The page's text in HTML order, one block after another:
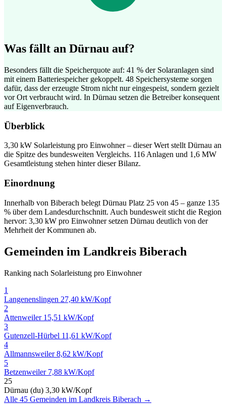
Was fällt an Dürnau auf?
Besonders fällt die Speicherquote auf: 41 % der Solaranlagen sind
mit einem Batteriespeicher gekoppelt. 48 Speichersysteme sorgen
dafür, dass der erzeugte Strom nicht nur eingespeist, sondern gezielt
vor Ort verbraucht wird. In Dürnau setzen die Betreiber konsequent
auf Eigenverbrauch.
Überblick
3,30 kW Solarleistung pro Einwohner – dieser Wert stellt Dürnau an
die Spitze des bundesweiten Vergleichs. 116 Anlagen und 1,6 MW
Gesamtleistung stehen hinter dieser Bilanz.
Einordnung
Innerhalb von Biberach belegt Dürnau Platz 25 von 45 – ganze 135
% über dem Landesdurchschnitt. Auch bundesweit sticht die Region
hervor: 3,30 kW pro Einwohner setzen Dürnau deutlich von der
Mehrheit der Kommunen ab.
Gemeinden im Landkreis Biberach
Ranking nach Solarleistung pro Einwohner
1
Langenenslingen 27,40 kW/Kopf
2
Attenweiler 15,51 kW/Kopf
3
Gutenzell-Hürbel 11,61 kW/Kopf
4
Allmannsweiler8,62 kW/Kopf
5
Betzenweiler 7,88 kW/Kopf
25
Dürnau (du) 3,30 kW/Kopf
Alle 45 Gemeinden im Landkreis Biberach →